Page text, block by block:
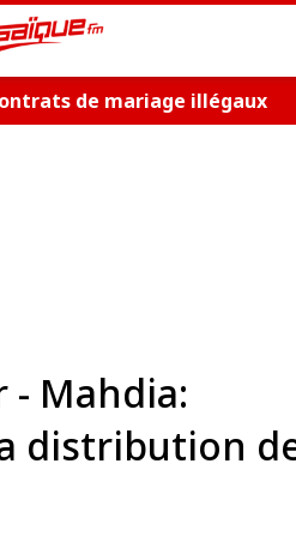
de mariage illégaux
- Mahdia:
distribution